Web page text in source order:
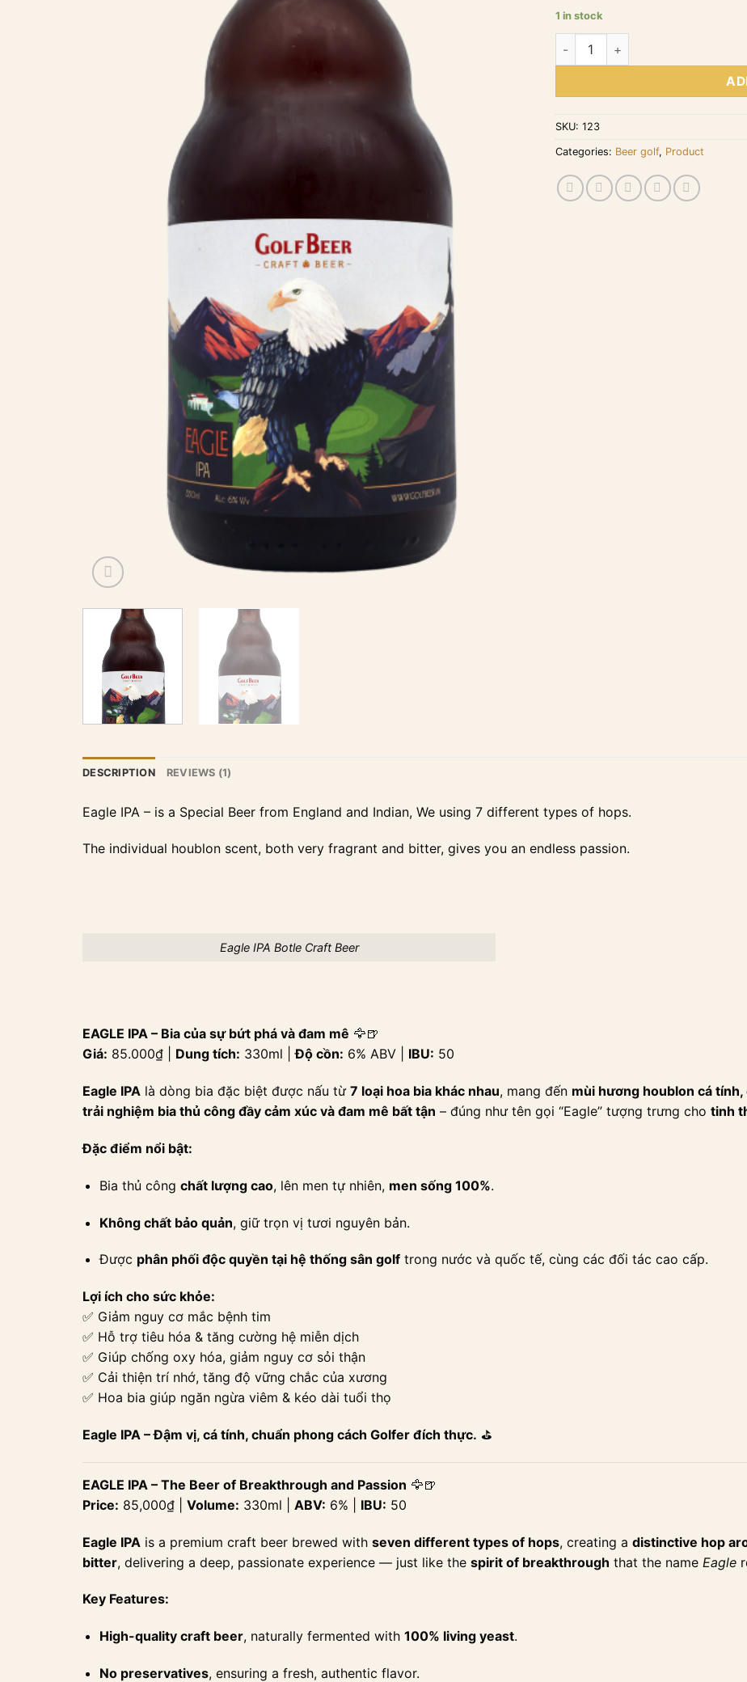
1 in stock
EAGLE IPA BEER quantity
SKU: 123
Categories: Beer golf, Product
DESCRIPTION REVIEWS (1)
Eagle IPA – is a Special Beer from England and Indian, We using 7 different types of hops.
The individual houblon scent, both very fragrant and bitter, gives you an endless passion.
Eagle IPA Botle Craft Beer
EAGLE IPA – Bia của sự bứt phá và đam mê 🦅🍺
Giá: 85.000₫ | Dung tích: 330ml |Độ cồn: 6% ABV | IBU: 50
Eagle IPA là dòng bia đặc biệt được nấu từ 7 loại hoa bia khác nhau, mang đến mùi hương houblon cá
trải nghiệm bia thủ công đầy cảm xúc và đam mê bất tận – đúng như tên gọi “Eagle” tượng trưng cho tinh
Đặc điểm nổi bật:
Bia thủ công chất lượng cao, lên men tự nhiên, men sống 100%.
Không chất bảo quản, giữ trọn vị tươi nguyên bản.
Được phân phối độc quyền tại hệ thống sân golftrong nước và quốc tế, cùng các đối tác cao cấp.
Lợi ích cho sức khỏe:
✅ Giảm nguy cơ mắc bệnh tim
✅ Hỗ trợ tiêu hóa & tăng cường hệ miễn dịch
✅ Giúp chống oxy hóa, giảm nguy cơ sỏi thận
✅ Cải thiện trí nhớ, tăng độ vững chắc của xương
✅ Hoa bia giúp ngăn ngừa viêm & kéo dài tuổi thọ
Eagle IPA – Đậm vị, cá tính, chuẩn phong cách Golfer đích thực. ⛳
EAGLE IPA – The Beer of Breakthrough and Passion 🦅🍺
Price: 85,000₫ | Volume: 330ml | ABV: 6% | IBU: 50
Eagle IPA is a premium craft beer brewed with seven different types of hops, creating a distinctive hop
bitter, delivering a deep, passionate experience — just like the spirit of breakthrough that the name Eagle
Key Features:
High-quality craft beer, naturally fermented with 100% living yeast.
No preservatives, ensuring a fresh, authentic flavor.